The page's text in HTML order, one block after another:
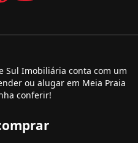
Sul Imobiliária conta com um
ou alugar em Meia Praia
conferir!